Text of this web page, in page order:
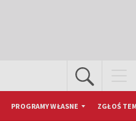
PROGRAMY WŁASNE ZGŁOŚ